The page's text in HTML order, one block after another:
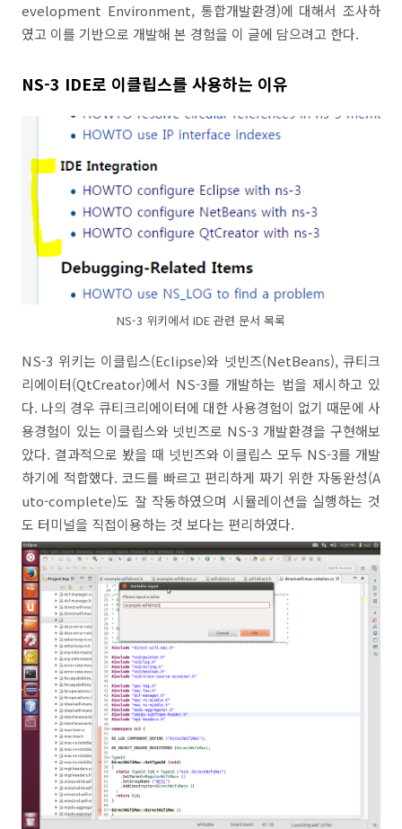
evelopment Environment, 통합개발환경)에 대해서 조사하
였고 이를 기반으로 개발해 본 경험을 이 글에 담으려고 한다.
NS-3 IDE로 이클립스를 사용하는 이유
NS-3 위키에서 IDE 관련 문서 목록
NS-3 위키는 이클립스(Eclipse)와 넷빈즈(NetBeans), 큐티크
리에이터(QtCreator)에서 NS-3를 개발하는 법을 제시하고 있
다. 나의 경우 큐티크리에이터에 대한 사용경험이 없기 때문에 사
용경험이 있는 이클립스와 넷빈즈로 NS-3 개발환경을 구현해보
았다. 결과적으로 봤을 때 넷빈즈와 이클립스 모두 NS-3를 개발
하기에 적합했다. 코드를 빠르고 편리하게 짜기 위한 자동완성(A
uto-complete)도 잘 작동하였으며 시뮬레이션을 실행하는 것
도 터미널을 직접이용하는 것 보다는 편리하였다.